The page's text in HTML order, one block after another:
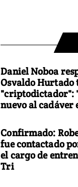
Daniel Noboa
Osvaldo
"criptodictador":
nuevo al cadáver
Confirmado:
fue contactado
el cargo de
Tri